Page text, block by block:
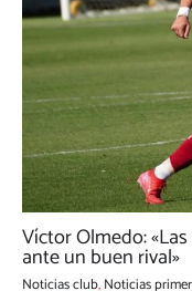
Víctor Olmedo:
ante un buen rival»
Noticias club,Noticias